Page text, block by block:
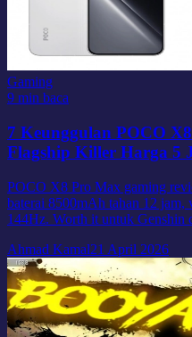
Gaming
9 min baca
7 Keunggulan POCO
Flagship Killer Harga 5
POCO X8 Pro Max gaming
baterai 8500mAh tahan 12 jam,
144Hz. Worth it untuk Genshin
Ahmad Kamal21 April 2026